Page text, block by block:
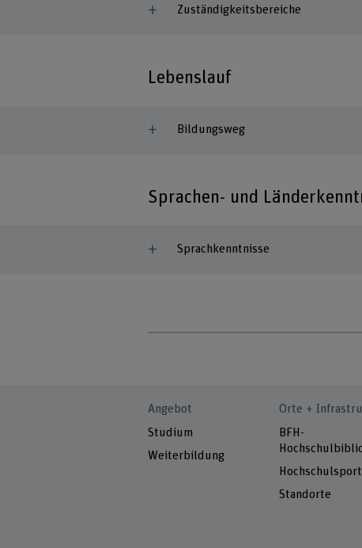
Zuständigkeitsbereiche
Lebenslauf
Bildungsweg
Sprachen- und
Sprachkenntnisse
Angebot
Studium
Weiterbildung
Orte +
BFH-
Hochschulsport
Standorte